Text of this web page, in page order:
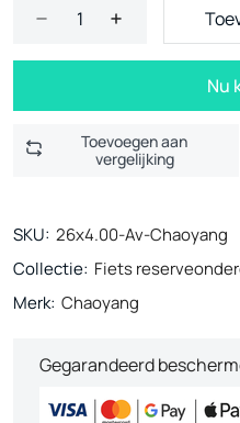
Nu
Toevoegen aan
vergelijking
SKU: 26x4.00-Av-Chaoyang
Collectie: Fiets
Merk: Chaoyang
Gegarandeerd